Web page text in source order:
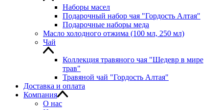
Наборы масел
Подарочный набор чая "Гордость Алтая"
Подарочные наборы меда
Масло холодного отжима (100 мл, 250 мл)
Чай
Коллекция травяного чая "Шедевр в мире
трав"
Травяной чай "Гордость Алтая"
Доставка и оплата
Компания
О нас